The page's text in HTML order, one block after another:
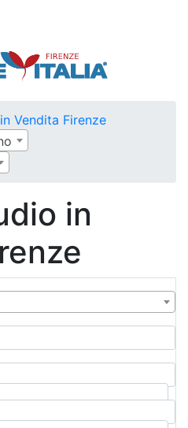
Vendita Firenze
in